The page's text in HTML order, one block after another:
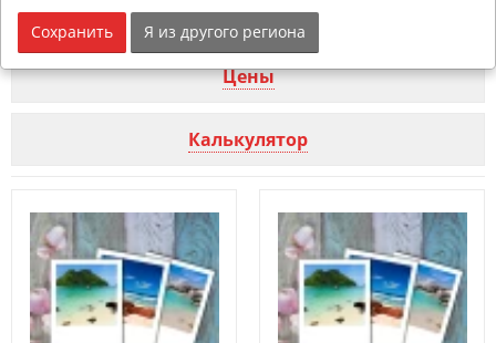
Продукция
Цены
Калькулятор
Сохранить Я из другого региона